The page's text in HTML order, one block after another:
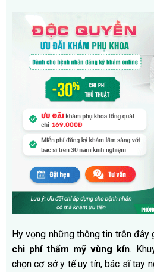
Hy vọng những thông tin trên đây
chi phí thẩm mỹ vùng kín.
chọn cơ sở y tế uy tín, bác sĩ tay